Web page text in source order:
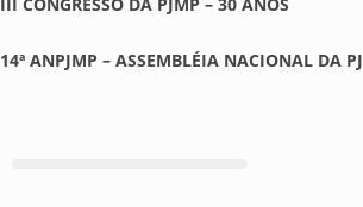
14ª ANPJMP – ASSEMBLÉIA NACIONAL DA